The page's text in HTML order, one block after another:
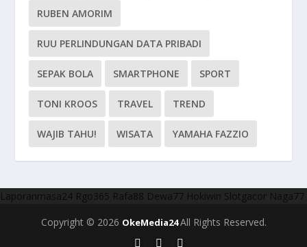
RUBEN AMORIM
RUU PERLINDUNGAN DATA PRIBADI
SEPAK BOLA SMARTPHONE SPORT
TONI KROOS TRAVEL TREND
WAJIB TAHU! WISATA YAMAHA FAZZIO
Laporanmasa24 Rgo365 Rafa88 Dewa77 Hokiwin Slotgacor Naga77
Copyright © 2026 OkeMedia24All Rights Reserved.